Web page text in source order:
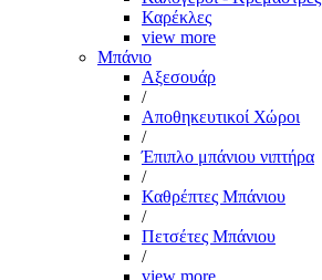
Καρέκλες
view more
Μπάνιο
Αξεσουάρ
/
Αποθηκευτικοί Χώροι
/
Έπιπλο μπάνιου νιπτήρα
/
Καθρέπτες Μπάνιου
/
Πετσέτες Μπάνιου
/
view more